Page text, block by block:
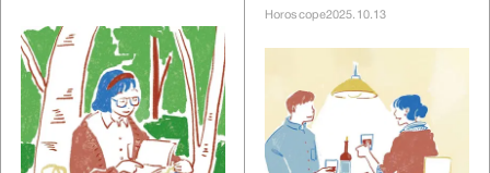
Horoscope2025.10.13